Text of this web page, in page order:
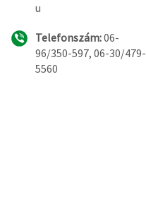
u
Telefonszám:06-
96/350-597, 06-30/479-
5560